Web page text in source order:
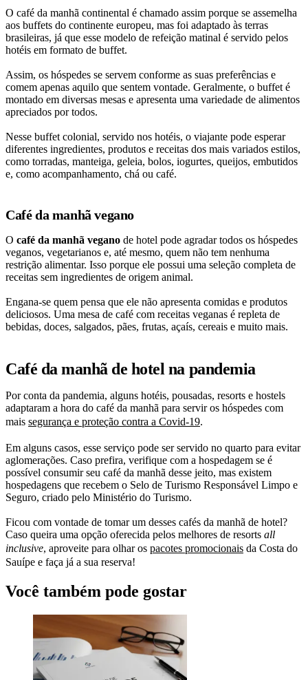
O café da manhã continental é chamado assim porque se assemelha
aos buffets do continente europeu, mas foi adaptado às terras
brasileiras, já que esse modelo de refeição matinal é servido pelos
hotéis em formato de buffet.
Assim, os hóspedes se servem conforme as suas preferências e
comem apenas aquilo que sentem vontade. Geralmente, o buffet é
montado em diversas mesas e apresenta uma variedade de alimentos
apreciados por todos.
Nesse buffet colonial, servido nos hotéis, o viajante pode esperar
diferentes ingredientes, produtos e receitas dos mais variados estilos,
como torradas, manteiga, geleia, bolos, iogurtes, queijos, embutidos
e, como acompanhamento, chá ou café.
Café da manhã vegano
O café da manhã vegano de hotel pode agradar todos os hóspedes
veganos, vegetarianos e, até mesmo, quem não tem nenhuma
restrição alimentar. Isso porque ele possui uma seleção completa de
receitas sem ingredientes de origem animal.
Engana-se quem pensa que ele não apresenta comidas e produtos
deliciosos. Uma mesa de café com receitas veganas é repleta de
bebidas, doces, salgados, pães, frutas, açaís, cereais e muito mais.
Café da manhã de hotel na pandemia
Por conta da pandemia, alguns hotéis, pousadas, resorts e hostels
adaptaram a hora do café da manhã para servir os hóspedes com
mais segurança e proteção contra a Covid-19.
Em alguns casos, esse serviço pode ser servido no quarto para evitar
aglomerações. Caso prefira, verifique com a hospedagem se é
possível consumir seu café da manhã desse jeito, mas existem
hospedagens que recebem o Selo de Turismo Responsável Limpo e
Seguro, criado pelo Ministério do Turismo.
Ficou com vontade de tomar um desses cafés da manhã de hotel?
Caso queira uma opção oferecida pelos melhores de resorts all
inclusive, aproveite para olhar os pacotes promocionais da Costa do
Sauípe e faça já a sua reserva!
Você também pode gostar